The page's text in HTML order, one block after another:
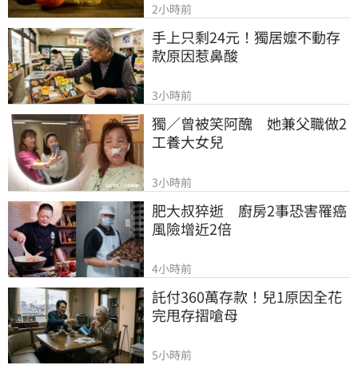
2小時前
手上只剩24元！獨居嬤不動存
款原因惹鼻酸
3小時前
獨／曾被笑阿醜　她兼父職做2
工養大女兒
3小時前
肥大叔猝逝　廚房2事恐害罹癌
風險增近2倍
4小時前
託付360萬存款！兒1原因全花
完甩存摺嗆母
5小時前